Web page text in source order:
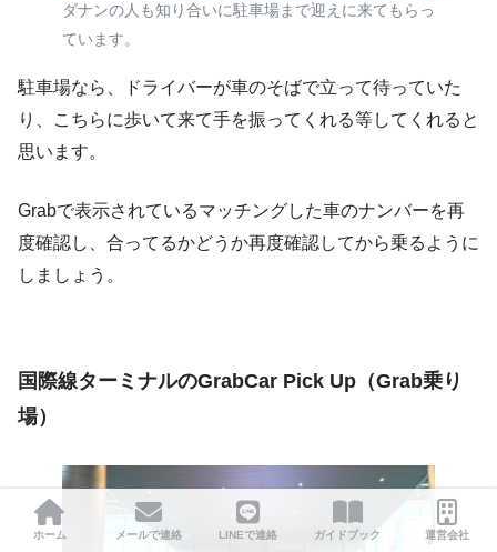
ダナンの人も知り合いに駐車場まで迎えに来てもらっ
ています。
駐車場なら、ドライバーが車のそばで立って待っていた
り、こちらに歩いて来て手を振ってくれる等してくれると
思います。
Grabで表示されているマッチングした車のナンバーを再
度確認し、合ってるかどうか再度確認してから乗るように
しましょう。
国際線ターミナルのGrabCar Pick Up（Grab乗り
場）
ホーム メールで連絡 LINEで連絡 ガイドブック 運営会社